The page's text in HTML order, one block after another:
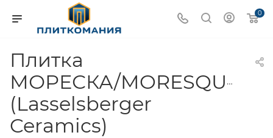
0
Плитка
МОРЕСКА/MORESQUE
(Lasselsberger
Ceramics)